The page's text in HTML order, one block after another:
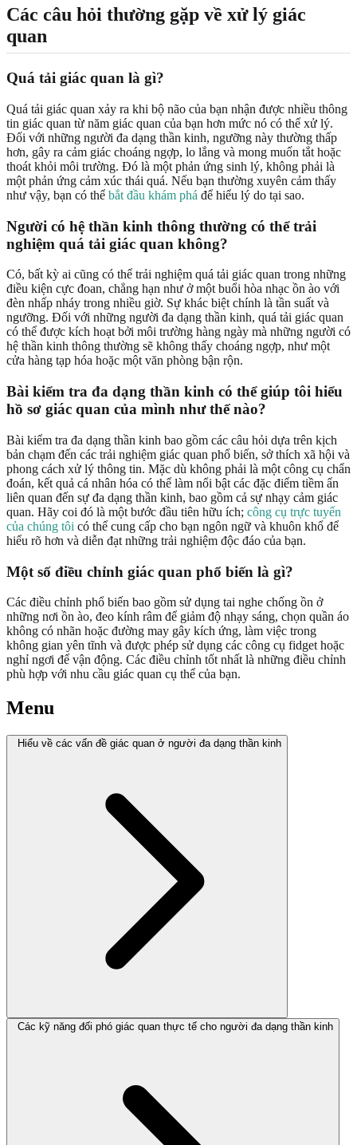
Các câu hỏi thường gặp về xử lý giác
quan
Quá tải giác quan là gì?
Quá tải giác quan xảy ra khi bộ não của bạn nhận được nhiều thông
tin giác quan từ năm giác quan của bạn hơn mức nó có thể xử lý.
Đối với những người đa dạng thần kinh, ngưỡng này thường thấp
hơn, gây ra cảm giác choáng ngợp, lo lắng và mong muốn tắt hoặc
thoát khỏi môi trường. Đó là một phản ứng sinh lý, không phải là
một phản ứng cảm xúc thái quá. Nếu bạn thường xuyên cảm thấy
như vậy, bạn có thể bắt đầu khám phá để hiểu lý do tại sao.
Người có hệ thần kinh thông thường có thể trải
nghiệm quá tải giác quan không?
Có, bất kỳ ai cũng có thể trải nghiệm quá tải giác quan trong những
điều kiện cực đoan, chẳng hạn như ở một buổi hòa nhạc ồn ào với
đèn nhấp nháy trong nhiều giờ. Sự khác biệt chính là tần suất và
ngưỡng. Đối với những người đa dạng thần kinh, quá tải giác quan
có thể được kích hoạt bởi môi trường hàng ngày mà những người có
hệ thần kinh thông thường sẽ không thấy choáng ngợp, như một
cửa hàng tạp hóa hoặc một văn phòng bận rộn.
Bài kiểm tra đa dạng thần kinh có thể giúp tôi hiểu
hồ sơ giác quan của mình như thế nào?
Bài kiểm tra đa dạng thần kinh bao gồm các câu hỏi dựa trên kịch
bản chạm đến các trải nghiệm giác quan phổ biến, sở thích xã hội và
phong cách xử lý thông tin. Mặc dù không phải là một công cụ chẩn
đoán, kết quả cá nhân hóa có thể làm nổi bật các đặc điểm tiềm ẩn
liên quan đến sự đa dạng thần kinh, bao gồm cả sự nhạy cảm giác
quan. Hãy coi đó là một bước đầu tiên hữu ích; công cụ trực tuyến
của chúng tôi có thể cung cấp cho bạn ngôn ngữ và khuôn khổ để
hiểu rõ hơn và diễn đạt những trải nghiệm độc đáo của bạn.
Một số điều chỉnh giác quan phổ biến là gì?
Các điều chỉnh phổ biến bao gồm sử dụng tai nghe chống ồn ở
những nơi ồn ào, đeo kính râm để giảm độ nhạy sáng, chọn quần áo
không có nhãn hoặc đường may gây kích ứng, làm việc trong
không gian yên tĩnh và được phép sử dụng các công cụ fidget hoặc
nghỉ ngơi để vận động. Các điều chỉnh tốt nhất là những điều chỉnh
phù hợp với nhu cầu giác quan cụ thể của bạn.
Menu
Hiểu về các vấn đề giác quan ở người đa dạng thần kinh
Các kỹ năng đối phó giác quan thực tế cho người đa dạng thần kinh